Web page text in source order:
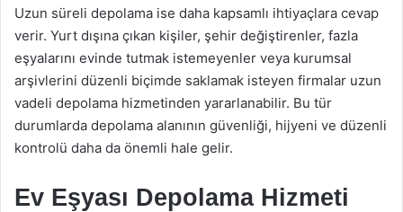
Uzun süreli depolama ise daha kapsamlı ihtiyaçlara cevap
verir. Yurt dışına çıkan kişiler, şehir değiştirenler, fazla
eşyalarını evinde tutmak istemeyenler veya kurumsal
arşivlerini düzenli biçimde saklamak isteyen firmalar uzun
vadeli depolama hizmetinden yararlanabilir. Bu tür
durumlarda depolama alanının güvenliği, hijyeni ve düzenli
kontrolü daha da önemli hale gelir.
Ev Eşyası Depolama Hizmeti